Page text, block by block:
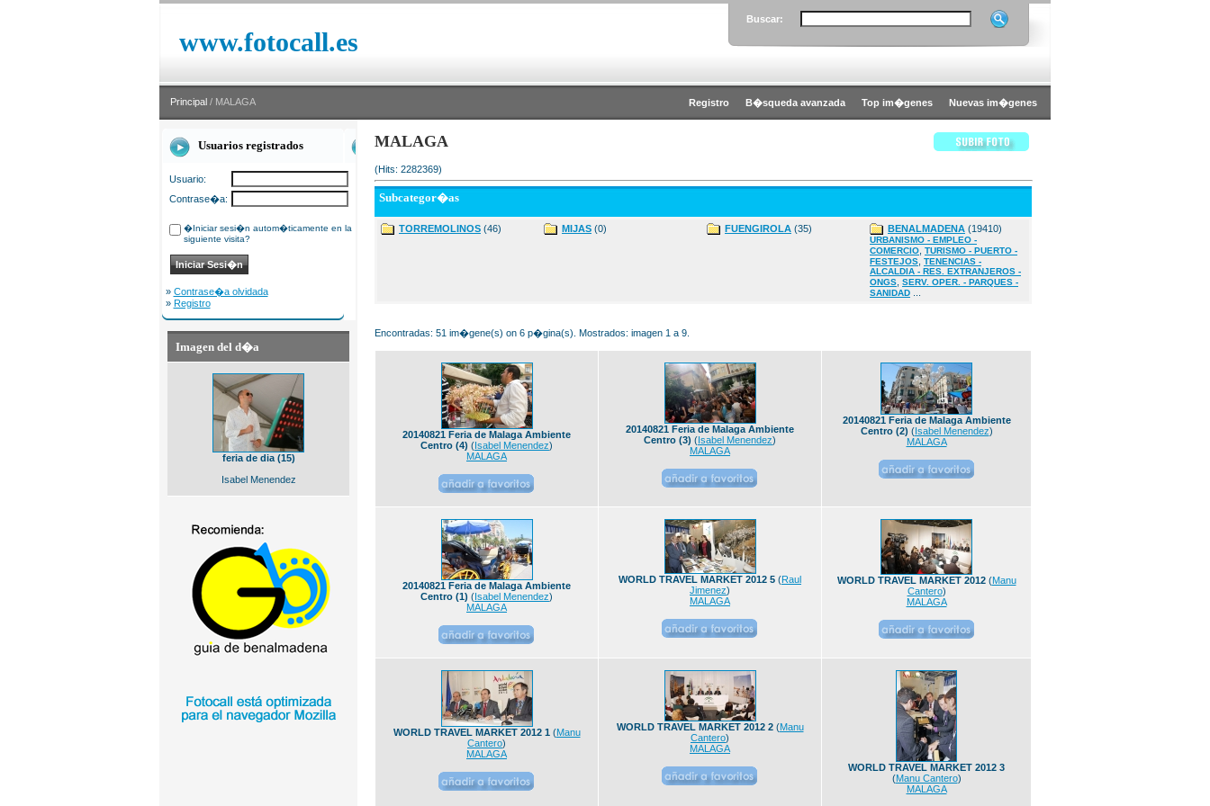
www.fotocall.es
Buscar:
Principal / MALAGA Registro B�squeda avanzada Top im�genes Nuevas im�genes
Usuarios registrados
Usuario:
Contrase�a:
�Iniciar sesi�n autom�ticamente en la
siguiente visita?
» Contrase�a olvidada
» Registro
Imagen del d�a
feria de dia (15)
Isabel Menendez
MALAGA
(Hits: 2282369)
Subcategor�as
TORREMOLINOS (46) MIJAS (0) FUENGIROLA (35) BENALMADENA (19410)
URBANISMO - EMPLEO -
COMERCIO TURISMO - PUERTO -
FESTEJOS TENENCIAS -
ALCALDIA - RES. EXTRANJEROS -
ONGS SERV. OPER. - PARQUES -
SANIDAD
Encontradas: 51 im�gene(s) on 6 p�gina(s). Mostrados: imagen 1 a 9.
20140821 Feria de Malaga Ambiente
Centro (4) (Isabel Menendez)
MALAGA
20140821 Feria de Malaga Ambiente
Centro (3) (Isabel Menendez)
MALAGA
20140821 Feria de Malaga Ambiente
Centro (2) (Isabel Menendez)
MALAGA
20140821 Feria de Malaga Ambiente
Centro (1) (Isabel Menendez)
MALAGA
WORLD TRAVEL MARKET 2012 5 (Raul
Jimenez)
MALAGA
WORLD TRAVEL MARKET 2012(Manu
Cantero)
MALAGA
WORLD TRAVEL MARKET 2012 1(Manu
Cantero)
MALAGA
WORLD TRAVEL MARKET 2012 2(Manu
Cantero)
MALAGA
WORLD TRAVEL MARKET 2012 3
(Manu Cantero)
MALAGA